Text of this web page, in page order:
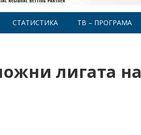
СТАТИСТИКА ТВ – ПРОГРАМА
лигата на